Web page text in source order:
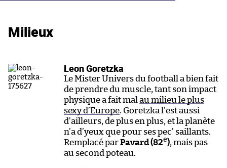
Milieux
Leon Goretzka
Le Mister Univers du football a bien fait
de prendre du muscle, tant son impact
physique a fait malau milieu le plus
sexy d’Europe. Goretzka l’est aussi
d’ailleurs, de plus en plus, et la planète
n’a d’yeux que pour ses pec’ saillants.
Remplacé parPavard (82e), mais pas
au second poteau.